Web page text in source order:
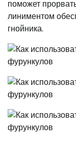
поможет
линиментом
гнойника.